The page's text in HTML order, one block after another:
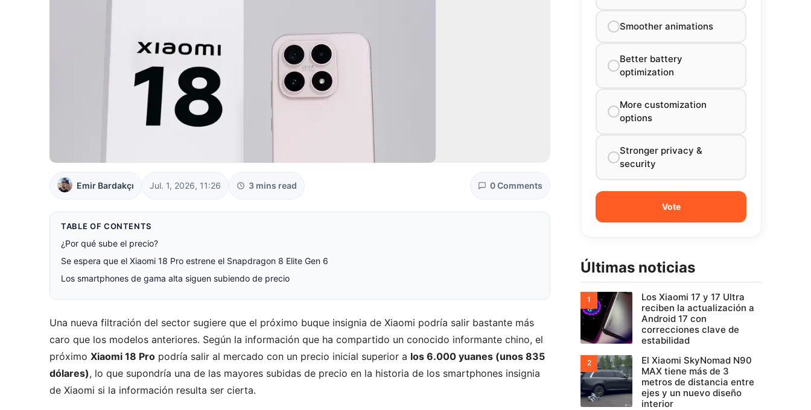
Emir Bardakçı Jul. 1, 2026, 11:26 3 mins read 0 Comments
TABLE OF CONTENTS
¿Por qué sube el precio?
Se espera que el Xiaomi 18 Pro estrene el Snapdragon 8 Elite Gen 6
Los smartphones de gama alta siguen subiendo de precio
Una nueva filtración del sector sugiere que el próximo buque insignia de Xiaomi podría salir bastante más
caro que los modelos anteriores. Según la información que ha compartido un conocido informante chino, el
próximo Xiaomi 18 Pro podría salir al mercado con un precio inicial superior a los 6.000 yuanes (unos 835
dólares), lo que supondría una de las mayores subidas de precio en la historia de los smartphones insignia
de Xiaomi si la información resulta ser cierta.
Smoother animations
Better battery
optimization
More customization
options
Stronger privacy &
security
Últimas noticias
Los Xiaomi 17 y 17 Ultra
reciben la actualización a
Android 17 con
correcciones clave de
estabilidad
El Xiaomi SkyNomad N90
MAX tiene más de 3
metros de distancia entre
ejes y un nuevo diseño
interior